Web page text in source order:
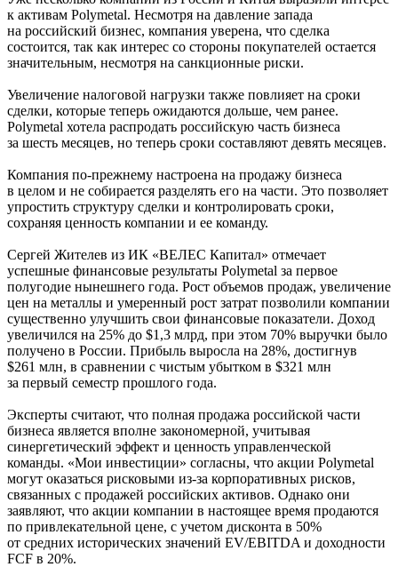
к активам Polymetal. Несмотря на давление запада
на российский бизнес, компания уверена, что сделка
состоится, так как интерес со стороны покупателей остается
значительным, несмотря на санкционные риски.
Увеличение налоговой нагрузки также повлияет на сроки
сделки, которые теперь ожидаются дольше, чем ранее.
Polymetal хотела распродать российскую часть бизнеса
за шесть месяцев, но теперь сроки составляют девять месяцев.
Компания по-прежнему настроена на продажу бизнеса
в целом и не собирается разделять его на части. Это позволяет
упростить структуру сделки и контролировать сроки,
сохраняя ценность компании и ее команду.
Сергей Жителев из ИК «ВЕЛЕС Капитал» отмечает
успешные финансовые результаты Polymetal за первое
полугодие нынешнего года. Рост объемов продаж, увеличение
цен на металлы и умеренный рост затрат позволили компании
существенно улучшить свои финансовые показатели. Доход
увеличился на 25% до $1,3 млрд, при этом 70% выручки было
получено в России. Прибыль выросла на 28%, достигнув
$261 млн, в сравнении с чистым убытком в $321 млн
за первый семестр прошлого года.
Эксперты считают, что полная продажа российской части
бизнеса является вполне закономерной, учитывая
синергетический эффект и ценность управленческой
команды. «Мои инвестиции» согласны, что акции Polymetal
могут оказаться рисковыми из-за корпоративных рисков,
связанных с продажей российских активов. Однако они
заявляют, что акции компании в настоящее время продаются
по привлекательной цене, с учетом дисконта в 50%
от средних исторических значений EV/EBITDA и доходности
FCF в 20%.